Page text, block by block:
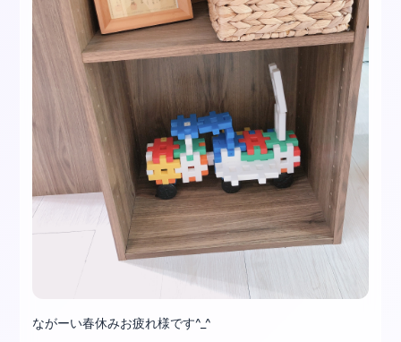
ながーい春休みお疲れ様です^_^